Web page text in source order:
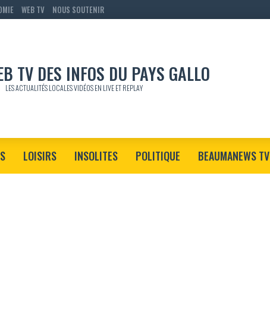
WEB TV NOUS SOUTENIR
LES ACTUALITÉS LOCALES VIDÉOS EN LIVE ET REPLAY
LOISIRS INSOLITES POLITIQUE BEAUMANEWS TV